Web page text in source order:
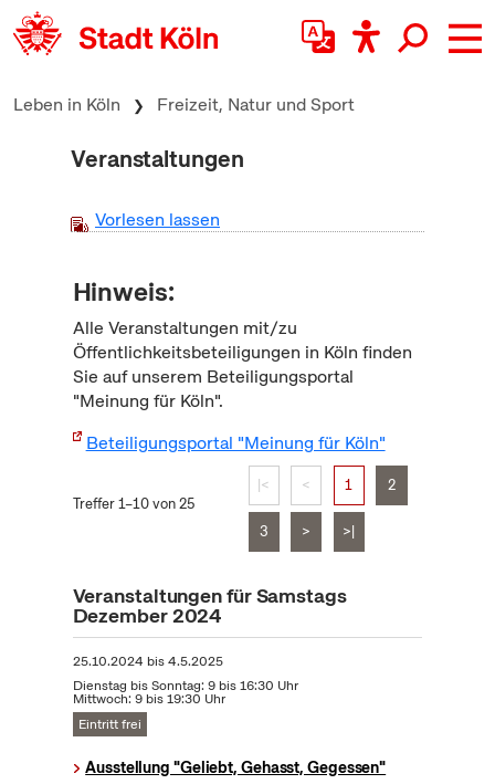
zum Inhalt springen
Leben in Köln Freizeit, Natur und Sport
Veranstaltungen
Vorlesen lassen
Hinweis:
Alle Veranstaltungen mit/zu
Öffentlichkeitsbeteiligungen in Köln finden
Sie auf unserem Beteiligungsportal
"Meinung für Köln".
Beteiligungsportal "Meinung für Köln"
Treffer 1–10 von 25
|< < 1 2
3 > >|
Veranstaltungen für Samstags
Dezember 2024
25.10.2024 bis4.5.2025
Dienstag bis Sonntag: 9 bis 16:30 Uhr
Mittwoch: 9 bis 19:30 Uhr
Eintritt frei
Ausstellung "Geliebt, Gehasst, Gegessen"